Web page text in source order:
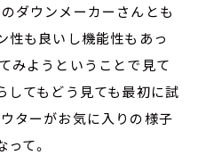
ダウンメーカーさんとも
性も良いし機能性もあっ
みようということで見て
してもどう見ても最初に試
ターがお気に入りの様子
て。